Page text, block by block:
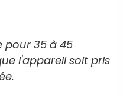
pour 35 à 45
l'appareil soit pris